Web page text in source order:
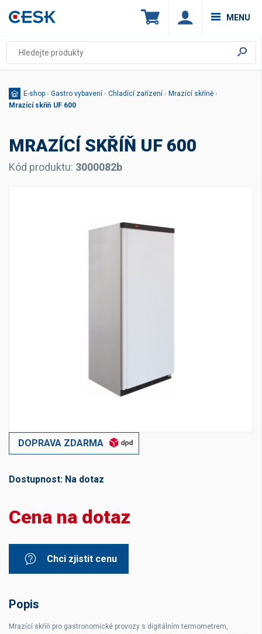
MENU
E-shop › Gastro vybavení › Chladící zařízení › Mrazící skříně ›
Mrazící skříň UF 600
MRAZÍCÍ SKŘÍŇ UF 600
Kód produktu: 3000082b
DOPRAVA ZDARMA
Dostupnost: Na dotaz
Cena na dotaz
Chci zjistit cenu
Popis
Mrazící skříň pro gastronomické provozy s digitálním termometrem,